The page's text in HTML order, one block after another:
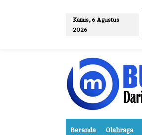
Kamis, 6 Agustus
2026
Beranda Olahraga